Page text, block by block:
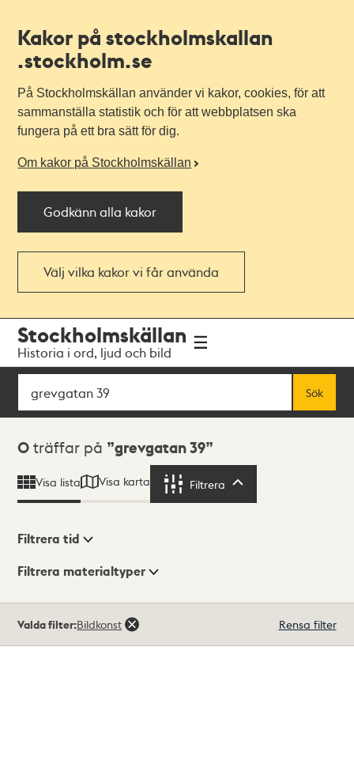
Kakor på stockholmskallan
.stockholm.se
På Stockholmskällan använder vi kakor, cookies, för att
sammanställa statistik och för att webbplatsen ska
fungera på ett bra sätt för dig.
Om kakor på Stockholmskällan
Godkänn alla kakor
Välj vilka kakor vi får använda
navigationen
huvudinnehållet
Stockholmskällan
Historia i ord, ljud och bild
Sök
Sök
Sökresultat
0 träffar på grevgatan 39
Visa lista Visa karta Filtrera
Visningsläge
Filtrera tid
Filtrera materialtyper
träffar
Valda filter:Bildkonst Rensa filter